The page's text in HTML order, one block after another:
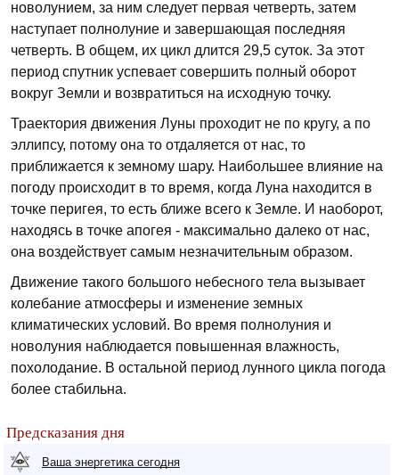
новолунием, за ним следует первая четверть, затем
наступает полнолуние и завершающая последняя
четверть. В общем, их цикл длится 29,5 суток. За этот
период спутник успевает совершить полный оборот
вокруг Земли и возвратиться на исходную точку.
Траектория движения Луны проходит не по кругу, а по
эллипсу, потому она то отдаляется от нас, то
приближается к земному шару. Наибольшее влияние на
погоду происходит в то время, когда Луна находится в
точке перигея, то есть ближе всего к Земле. И наоборот,
находясь в точке апогея - максимально далеко от нас,
она воздействует самым незначительным образом.
Движение такого большого небесного тела вызывает
колебание атмосферы и изменение земных
климатических условий. Во время полнолуния и
новолуния наблюдается повышенная влажность,
похолодание. В остальной период лунного цикла погода
более стабильна.
Предсказания дня
Ваша энергетика сегодня